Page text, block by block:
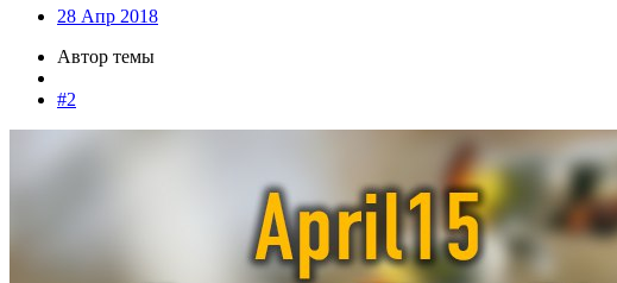
28 Апр 2018
Автор темы
#2